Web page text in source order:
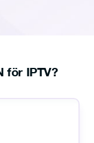
för IPTV?